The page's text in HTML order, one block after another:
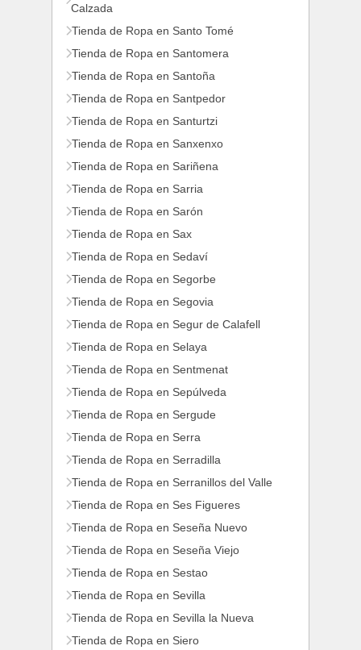
Calzada
Tienda de Ropa en Santo Tomé
Tienda de Ropa en Santomera
Tienda de Ropa en Santoña
Tienda de Ropa en Santpedor
Tienda de Ropa en Santurtzi
Tienda de Ropa en Sanxenxo
Tienda de Ropa en Sariñena
Tienda de Ropa en Sarria
Tienda de Ropa en Sarón
Tienda de Ropa en Sax
Tienda de Ropa en Sedaví
Tienda de Ropa en Segorbe
Tienda de Ropa en Segovia
Tienda de Ropa en Segur de Calafell
Tienda de Ropa en Selaya
Tienda de Ropa en Sentmenat
Tienda de Ropa en Sepúlveda
Tienda de Ropa en Sergude
Tienda de Ropa en Serra
Tienda de Ropa en Serradilla
Tienda de Ropa en Serranillos del Valle
Tienda de Ropa en Ses Figueres
Tienda de Ropa en Seseña Nuevo
Tienda de Ropa en Seseña Viejo
Tienda de Ropa en Sestao
Tienda de Ropa en Sevilla
Tienda de Ropa en Sevilla la Nueva
Tienda de Ropa en Siero